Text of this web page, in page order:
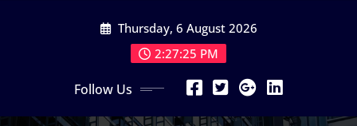
Thursday, 6 August 2026
2:27:27 PM
Follow Us